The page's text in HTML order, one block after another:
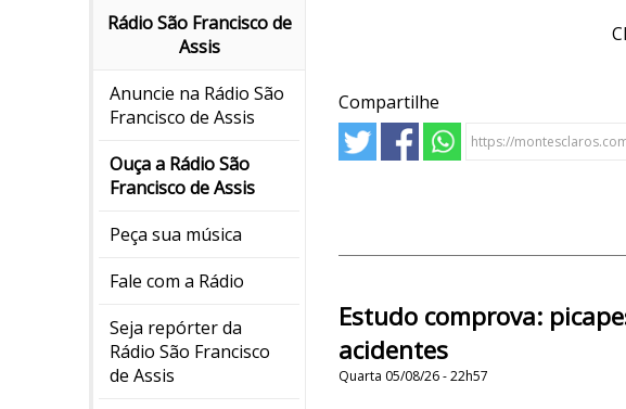
Rádio São Francisco de
Assis
Anuncie na Rádio São
Francisco de Assis
Ouça a Rádio São
Francisco de Assis
Peça sua música
Fale com a Rádio
Seja repórter da
Rádio São Francisco
de Assis
Compartilhe
Estudo comprova:
acidentes
Quarta 05/08/26 - 22h57